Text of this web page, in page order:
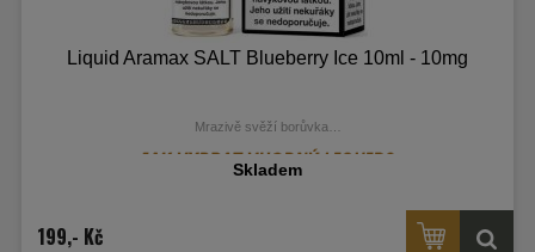
Liquid Aramax SALT Blueberry Ice 10ml - 10mg
Mrazivě svěží borůvka…
Skladem
199,- Kč